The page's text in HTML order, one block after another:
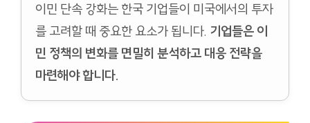
이민 단속 강화는 한국 기업들이 미국에서의 투자
를 고려할 때 중요한 요소가 됩니다. 기업들은 이
민 정책의 변화를 면밀히 분석하고 대응 전략을
마련해야 합니다.